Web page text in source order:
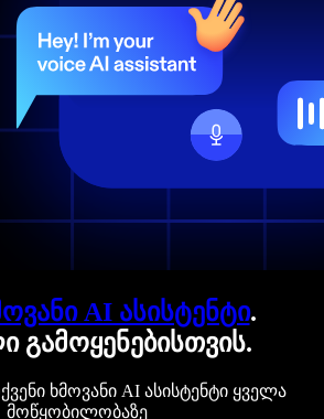
AI ასისტენტი.
გამოყენებისთვის.
ხმოვანი AI ასისტენტი ყველა
მოწყობილობაზე